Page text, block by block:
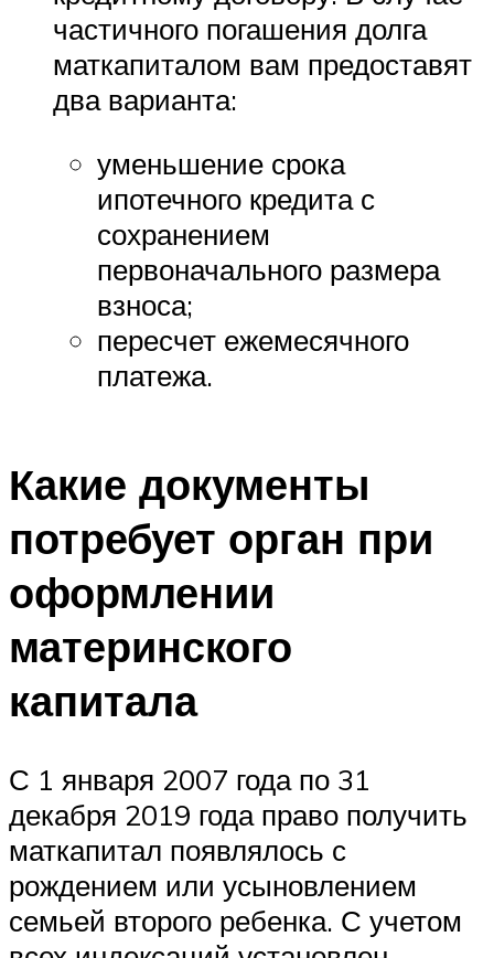
частичного погашения долга
маткапиталом вам предоставят
два варианта:
уменьшение срока
ипотечного кредита с
сохранением
первоначального размера
взноса;
пересчет ежемесячного
платежа.
Какие документы
потребует орган при
оформлении
материнского
капитала
С 1 января 2007 года по 31
декабря 2019 года право получить
маткапитал появлялось с
рождением или усыновлением
семьей второго ребенка. С учетом